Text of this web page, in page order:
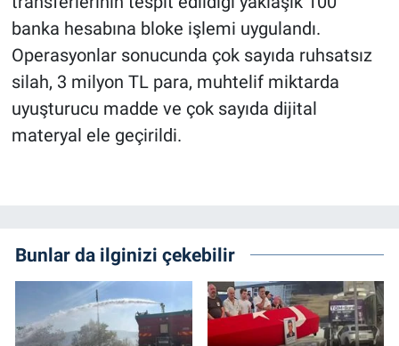
banka hesabına bloke işlemi uygulandı.
Operasyonlar sonucunda çok sayıda ruhsatsız
silah, 3 milyon TL para, muhtelif miktarda
uyuşturucu madde ve çok sayıda dijital
materyal ele geçirildi.
Bunlar da ilginizi çekebilir